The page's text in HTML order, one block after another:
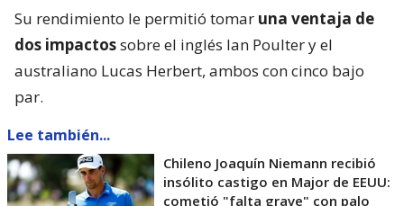
Su rendimiento le permitió tomar una ventaja de
dos impactossobre el inglés Ian Poulter y el
australiano Lucas Herbert, ambos con cinco bajo
par.
Lee también...
Chileno Joaquín Niemann recibió
insólito castigo en Major de EEUU:
cometió "falta grave" con palo